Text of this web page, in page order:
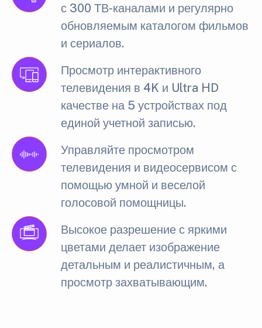
с 300 ТВ-каналами и регулярно
обновляемым каталогом фильмов
и сериалов.
Просмотр интерактивного
телевидения в 4K и Ultra HD
качестве на 5 устройствах под
единой учетной записью.
Управляйте просмотром
телевидения и видеосервисом с
помощью умной и веселой
голосовой помощницы.
Высокое разрешение с яркими
цветами делает изображение
детальным и реалистичным, а
просмотр захватывающим.